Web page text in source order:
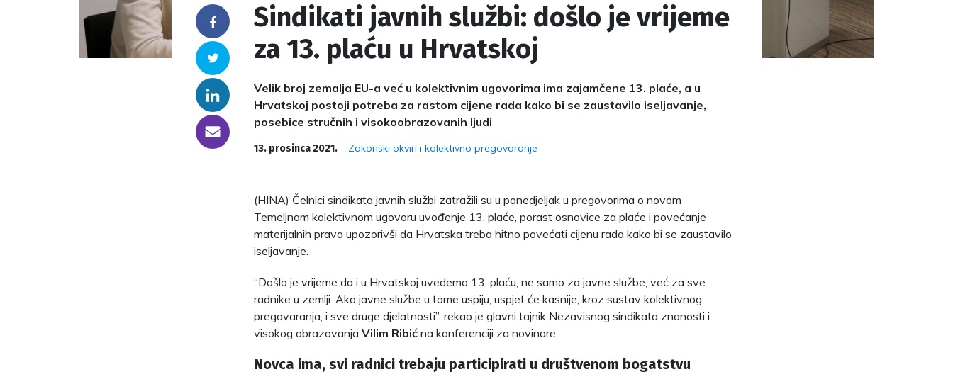
Facebook
Twitter
Linkedin
someone@yoursite.com
Sindikati javnih službi: došlo je vrijeme
za 13. plaću u Hrvatskoj
Velik broj zemalja EU-a već u kolektivnim ugovorima ima zajamčene 13. plaće, a u
Hrvatskoj postoji potreba za rastom cijene rada kako bi se zaustavilo iseljavanje,
posebice stručnih i visokoobrazovanih ljudi
13. prosinca 2021. Zakonski okviri i kolektivno pregovaranje
(HINA) Čelnici sindikata javnih službi zatražili su u ponedjeljak u pregovorima o novom
Temeljnom kolektivnom ugovoru uvođenje 13. plaće, porast osnovice za plaće i povećanje
materijalnih prava upozorivši da Hrvatska treba hitno povećati cijenu rada kako bi se zaustavilo
iseljavanje.
“Došlo je vrijeme da i u Hrvatskoj uvedemo 13. plaću, ne samo za javne službe, već za sve
radnike u zemlji. Ako javne službe u tome uspiju, uspjet će kasnije, kroz sustav kolektivnog
pregovaranja, i sve druge djelatnosti”, rekao je glavni tajnik Nezavisnog sindikata znanosti i
visokog obrazovanja Vilim Ribić na konferenciji za novinare.
Novca ima, svi radnici trebaju participirati u društvenom bogatstvu